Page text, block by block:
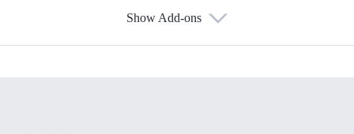
Show Add-ons